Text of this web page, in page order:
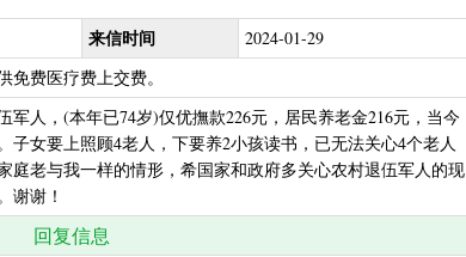
来信时间 2024-01-29
免费医疗费上交费。
军人，(本年已74岁)仅优撫款226元，居民养老金216元，当今
子女要上照顾4老人，下要养2小孩读书，已无法关心4个老人
庭老与我一样的情形，希国家和政府多关心农村退伍军人的现
谢谢！
回复信息